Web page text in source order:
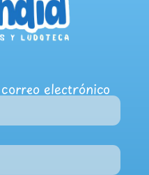
electrónico